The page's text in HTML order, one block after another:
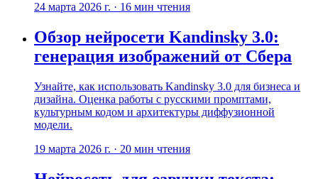
24 марта 2026 г. · 16 мин чтения
Обзор нейросети Kandinsky 3.0:
генерация изображений от Сбера
Узнайте, как использовать Kandinsky 3.0 для бизнеса и
дизайна. Оценка работы с русскими промптами,
культурным кодом и архитектуры диффузионной
модели.
19 марта 2026 г. · 20 мин чтения